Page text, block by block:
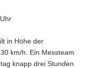
in Höhe der
km/h. Ein Messteam
knapp drei Stunden